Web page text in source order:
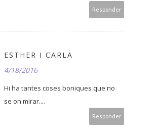
Responder
ESTHER I CARLA
4/18/2016
Hi ha tantes coses boniques que no
se on mirar....
Responder